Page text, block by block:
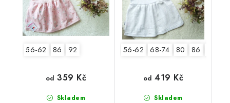
56-62 86 92
Skladem
od 359 Kč
56-62 68-74 80 86
Skladem
od 419 Kč